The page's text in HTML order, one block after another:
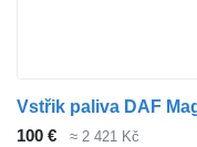
100 € ≈ 2 421 Kč